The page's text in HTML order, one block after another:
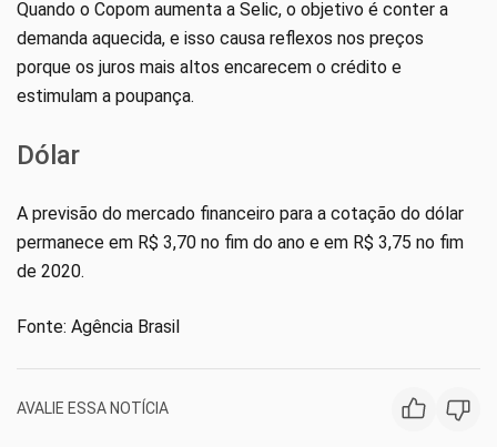
Quando o Copom aumenta a Selic, o objetivo é conter a
demanda aquecida, e isso causa reflexos nos preços
porque os juros mais altos encarecem o crédito e
estimulam a poupança.
Dólar
A previsão do mercado financeiro para a cotação do dólar
permanece em R$ 3,70 no fim do ano e em R$ 3,75 no fim
de 2020.
Fonte: Agência Brasil
AVALIE ESSA NOTÍCIA